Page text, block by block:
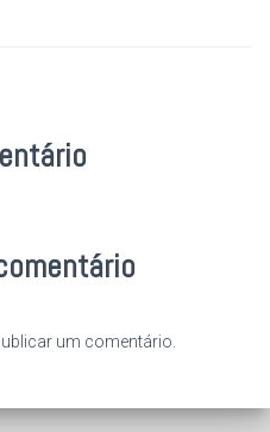
um comentário.